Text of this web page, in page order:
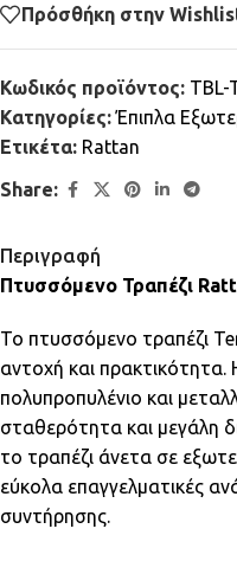
Πρόσθήκη στην
Κωδικός προϊόντος: TBL-
Κατηγορίες: Έπιπλα
Ετικέτα: Rattan
Share:
Περιγραφή
Πτυσσόμενο Τραπέζι
Το πτυσσόμενο τραπέζι
αντοχή και
πολυπροπυλένιο και
σταθερότητα και μεγάλη
το τραπέζι άνετα σε
εύκολα επαγγελματικές
συντήρησης.